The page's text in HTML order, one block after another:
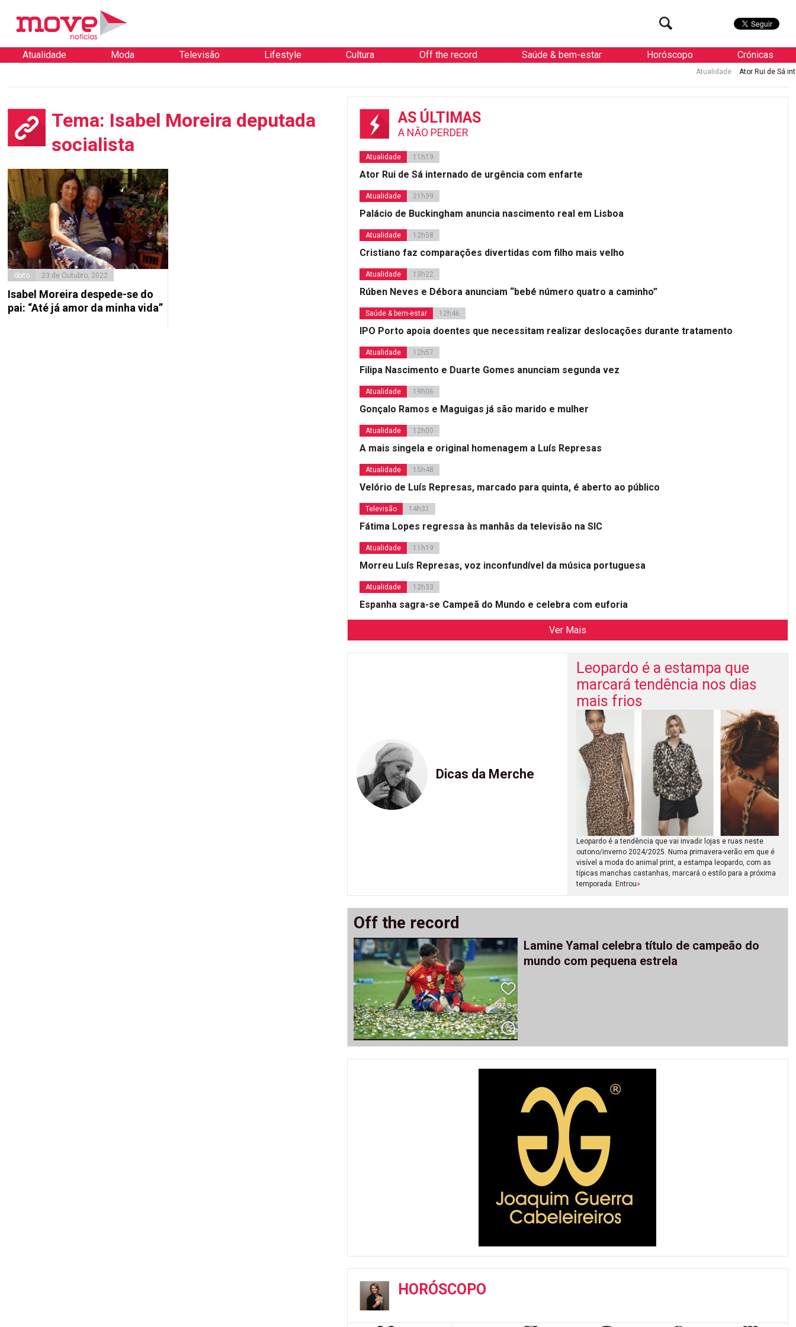
Atualidade Moda Televisão Lifestyle Cultura Off the record Saúde & bem-estar Horóscopo Crónicas
Atualidade Ator Rui de Sá
Tema: Isabel Moreira deputada
socialista
óbito 23 de Outubro, 2022
Isabel Moreira despede-se do
pai: “Até já amor da minha vida”
AS ÚLTIMAS
A NÃO PERDER
Atualidade 11h19
Ator Rui de Sá internado de urgência com enfarte
Atualidade 21h39
Palácio de Buckingham anuncia nascimento real em Lisboa
Atualidade 12h58
Cristiano faz comparações divertidas com filho mais velho
Atualidade 13h22
Rúben Neves e Débora anunciam “bebé número quatro a caminho”
Saúde & bem-estar 12h46
IPO Porto apoia doentes que necessitam realizar deslocações durante tratamento
Atualidade 12h57
Filipa Nascimento e Duarte Gomes anunciam segunda vez
Atualidade 19h06
Gonçalo Ramos e Maguigas já são marido e mulher
Atualidade 12h00
A mais singela e original homenagem a Luís Represas
Atualidade 15h48
Velório de Luís Represas, marcado para quinta, é aberto ao público
Televisão 14h31
Fátima Lopes regressa às manhãs da televisão na SIC
Atualidade 11h19
Morreu Luís Represas, voz inconfundível da música portuguesa
Atualidade 12h33
Espanha sagra-se Campeã do Mundo e celebra com euforia
Ver Mais
Dicas da Merche
Leopardo é a estampa que
marcará tendência nos dias
mais frios
Leopardo é a tendência que vai invadir lojas e ruas neste
outono/inverno 2024/2025. Numa primavera-verão em que é
visível a moda do animal print, a estampa leopardo, com as
típicas manchas castanhas, marcará o estilo para a próxima
temporada. Entrou»
Off the record
Lamine Yamal celebra título de campeão do
mundo com pequena estrela
HORÓSCOPO